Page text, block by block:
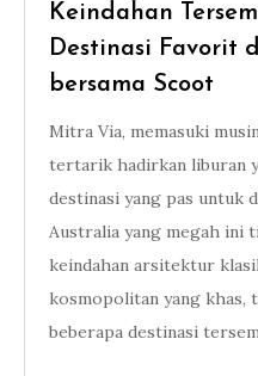
Keindahan
Destinasi Favorit
bersama Scoot
Mitra Via, memasuki
tertarik hadirkan liburan
destinasi yang pas untuk
Australia yang megah ini
keindahan arsitektur
kosmopolitan yang khas,
beberapa destinasi